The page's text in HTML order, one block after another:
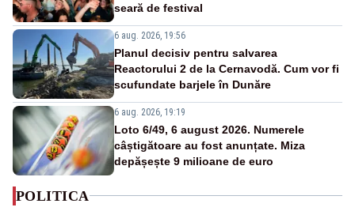
seară de festival
6 aug. 2026, 19:56
Planul decisiv pentru salvarea
Reactorului 2 de la Cernavodă. Cum vor fi
scufundate barjele în Dunăre
6 aug. 2026, 19:19
Loto 6/49, 6 august 2026. Numerele
câștigătoare au fost anunțate. Miza
depășește 9 milioane de euro
POLITICA